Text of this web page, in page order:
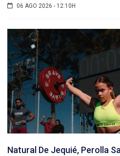
06 AGO 2026 - 12:10H
Natural De Jequié, Perolla